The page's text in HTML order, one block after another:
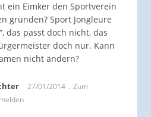
ein Eimker den Sportverein
gründen? Sport Jongleure
das passt doch nicht, das
doch nur. Kann
nicht ändern?
27/01/2014
Zum